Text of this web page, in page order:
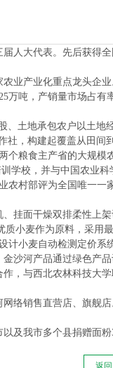
人大代表。先后获得全
业产业化重点龙头企业
万吨，产销量市场占有
土地承包农户以土地
社，构建起覆盖从田间
个粮食主产省的大规模
学校，并与中国农业科
农村部评为全国唯一一
挂面干燥双排柔性上架
质小麦作为原料，采用
计小麦自动检测定价系
沙河产品通过绿色产品
，与西北农林科技大
络销售直营店、旗舰店
及我市多个县捐赠面粉
返